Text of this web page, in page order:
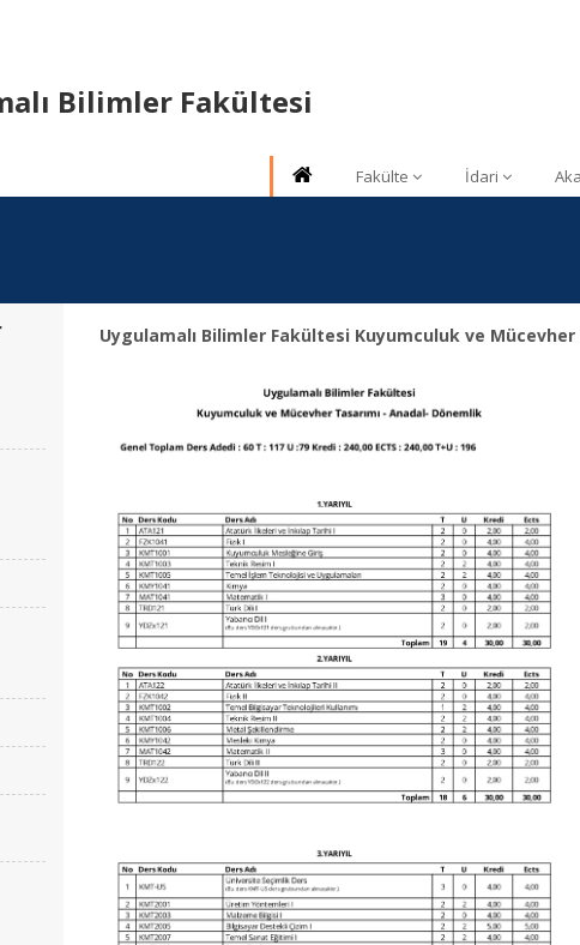
Bilimler Fakültesi
Fakülte İdari
Uygulamalı Bilimler Fakültesi Kuyumculuk ve